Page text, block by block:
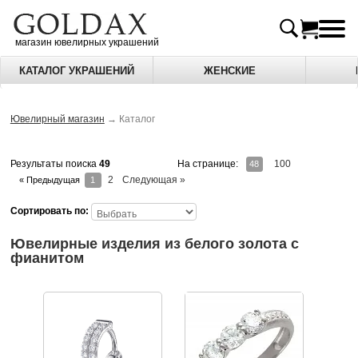
магазин ювелирных украшений
КАТАЛОГ УКРАШЕНИЙ ЖЕНСКИЕ
Ювелирный магазин → Каталог
Результаты поиска 49 На странице: 48 100
« Предыдущая 1 2 Следующая »
Сортировать по:
Ювелирные изделия из белого золота c
фианитом
Практичное украшение ручной работы, которое
Особенности производства:
Каждое украшение создается вручную
Кольцо дорожка с тремя